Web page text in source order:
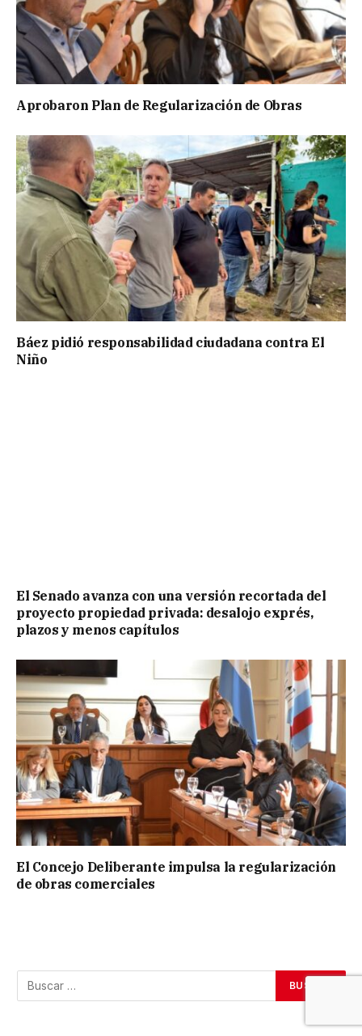
Aprobaron Plan de Regularización de Obras
Báez pidió responsabilidad ciudadana contra El
Niño
El Senado avanza con una versión recortada del
proyecto propiedad privada: desalojo exprés,
plazos y menos capítulos
El Concejo Deliberante impulsa la regularización
de obras comerciales